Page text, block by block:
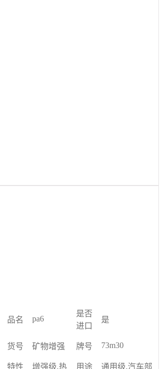
品名 pa6
是否
进口
是
货号 矿物增强 牌号 73m30
特性
增强级,热
用途
通用级,汽车部